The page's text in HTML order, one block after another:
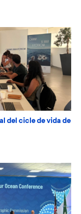
del cicle de vida de